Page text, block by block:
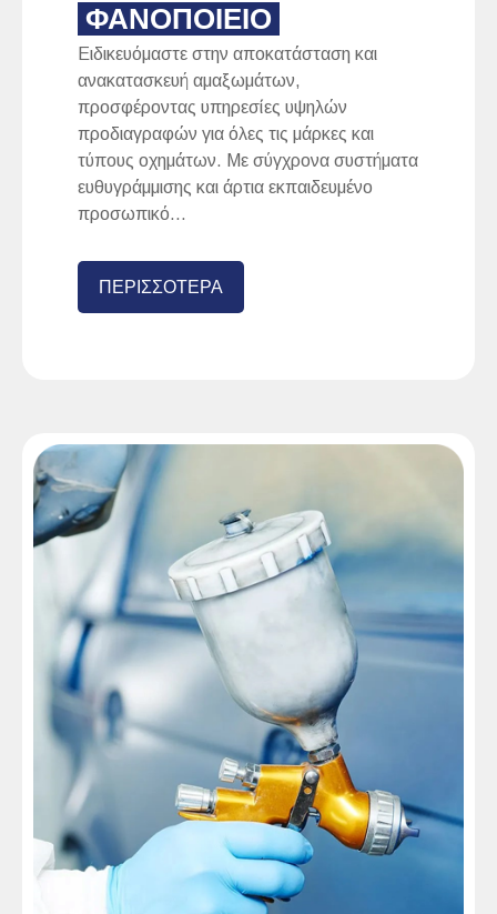
ΦΑΝΟΠΟΙΕΙΟ
Ειδικευόμαστε στην αποκατάσταση και
ανακατασκευή αμαξωμάτων,
προσφέροντας υπηρεσίες υψηλών
προδιαγραφών για όλες τις μάρκες και
τύπους οχημάτων. Με σύγχρονα συστήματα
ευθυγράμμισης και άρτια εκπαιδευμένο
προσωπικό...
ΠΕΡΙΣΣΟΤΕΡΑ